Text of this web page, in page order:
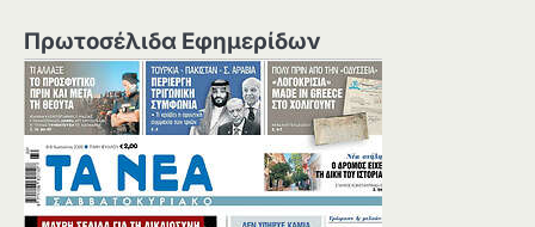
Πρωτοσέλιδα Εφημερίδων